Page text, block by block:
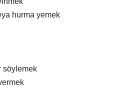
hurma yemek
söylemek